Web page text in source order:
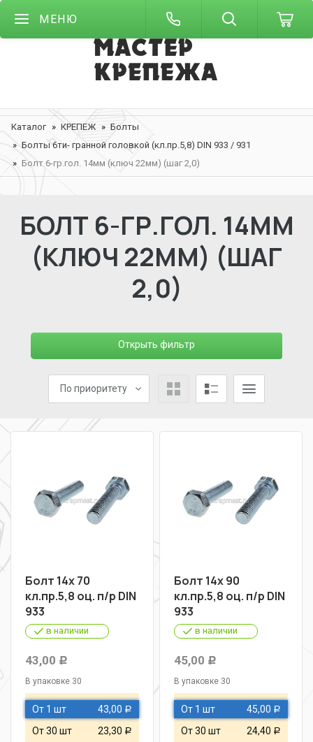
МЕНЮ
Каталог КРЕПЕЖ
Болты
Болты 6ти- гранной головкой (кл.пр.5,8) DIN 933 / 931
Болт 6-гр.гол. 14мм (ключ 22мм) (шаг 2,0)
БОЛТ 6-ГР.ГОЛ. 14ММ
(КЛЮЧ 22ММ) (ШАГ
2,0)
Открыть фильтр
По приоритету
Болт 14х 70
кл.пр.5,8 оц. п/р DIN
933
в наличии
43,00 Р
В упаковке 30
От 1 шт 43,00 Р
От 30 шт 23,30 Р
Болт 14х 90
кл.пр.5,8 оц. п/р DIN
933
в наличии
45,00 Р
В упаковке 30
От 1 шт 45,00 Р
От 30 шт 24,40 Р